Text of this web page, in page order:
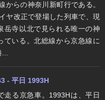
からの神奈川新町行である。
ヤ改正で登場した列車で、現
岳寺以北で見られる唯一の神
ている。北総線から京急線に
...
- 平日 1993H
走る京急車。1993Hは、平日